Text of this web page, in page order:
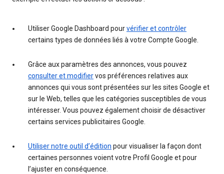
Utiliser Google Dashboard pourvérifier et contrôler
certains types de données liés à votre Compte Google.
Grâce aux paramètres des annonces, vous pouvez
consulter et modifiervos préférences relatives aux
annonces qui vous sont présentées sur les sites Google et
sur le Web, telles que les catégories susceptibles de vous
intéresser. Vous pouvez également choisir de désactiver
certains services publicitaires Google.
Utiliser notre outil d’édition pour visualiser la façon dont
certaines personnes voient votre Profil Google et pour
l’ajuster en conséquence.